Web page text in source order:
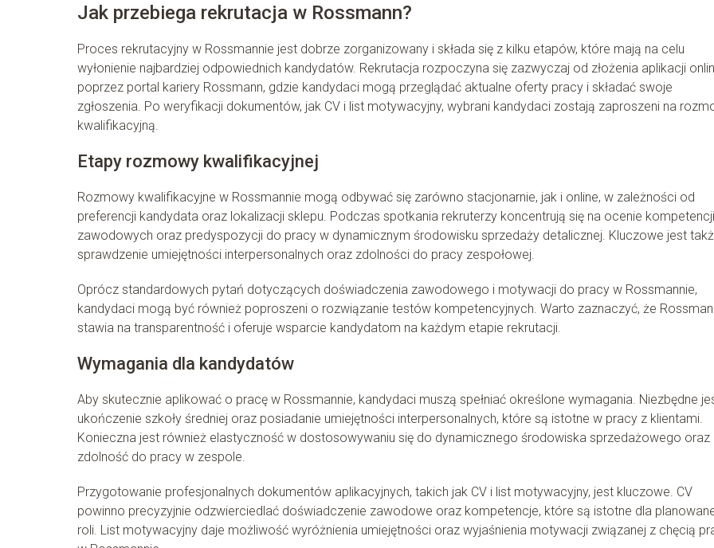
Jak przebiega rekrutacja w Rossmann?
Proces rekrutacyjny w Rossmannie jest dobrze zorganizowany i składa się z kilku etapów, które mają na celu
wyłonienie najbardziej odpowiednich kandydatów. Rekrutacja rozpoczyna się zazwyczaj od złożenia aplikacji
poprzez portal kariery Rossmann, gdzie kandydaci mogą przeglądać aktualne oferty pracy i składać swoje
zgłoszenia. Po weryfikacji dokumentów, jak CV i list motywacyjny, wybrani kandydaci zostają zaproszeni na
kwalifikacyjną.
Etapy rozmowy kwalifikacyjnej
Rozmowy kwalifikacyjne w Rossmannie mogą odbywać się zarówno stacjonarnie, jak i online, w zależności od
preferencji kandydata oraz lokalizacji sklepu. Podczas spotkania rekruterzy koncentrują się na ocenie kompetencji
zawodowych oraz predyspozycji do pracy w dynamicznym środowisku sprzedaży detalicznej. Kluczowe jest
sprawdzenie umiejętności interpersonalnych oraz zdolności do pracy zespołowej.
Oprócz standardowych pytań dotyczących doświadczenia zawodowego i motywacji do pracy w Rossmannie,
kandydaci mogą być również poproszeni o rozwiązanie testów kompetencyjnych. Warto zaznaczyć, że
stawia na transparentność i oferuje wsparcie kandydatom na każdym etapie rekrutacji.
Wymagania dla kandydatów
Aby skutecznie aplikować o pracę w Rossmannie, kandydaci muszą spełniać określone wymagania. Niezbędne
ukończenie szkoły średniej oraz posiadanie umiejętności interpersonalnych, które są istotne w pracy z klientami.
Konieczna jest również elastyczność w dostosowywaniu się do dynamicznego środowiska sprzedażowego oraz
zdolność do pracy w zespole.
Przygotowanie profesjonalnych dokumentów aplikacyjnych, takich jak CV i list motywacyjny, jest kluczowe. CV
powinno precyzyjnie odzwierciedlać doświadczenie zawodowe oraz kompetencje, które są istotne dla
roli. List motywacyjny daje możliwość wyróżnienia umiejętności oraz wyjaśnienia motywacji związanej z chęcią